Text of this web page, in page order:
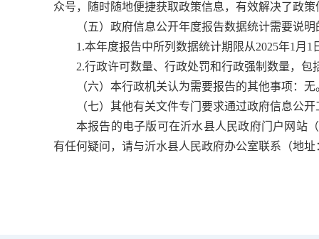
众号，随时随地便捷获取政策信息，有效解决了政
（五）政府信息公开年度报告数据统计需要说明
1.本年度报告中所列数据统计期限从2025年1月1
2.行政许可数量、行政处罚和行政强制数量，
（六）本行政机关认为需要报告的其他事项：无
（七）其他有关文件专门要求通过政府信息公
本报告的电子版可在沂水县人民政府门户网站
有任何疑问，请与沂水县人民政府办公室联系（地址